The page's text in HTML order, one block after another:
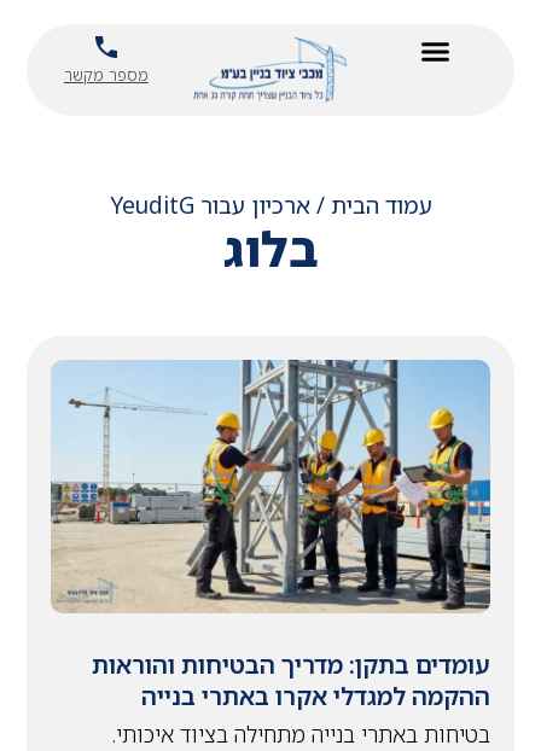
מספר מקשר
עמוד הבית /ארכיון עבור YeuditG
בלוג
עומדים בתקן: מדריך הבטיחות והוראות
ההקמה למגדלי אקרו באתרי בנייה
בטיחות באתרי בנייה מתחילה בציוד איכותי.